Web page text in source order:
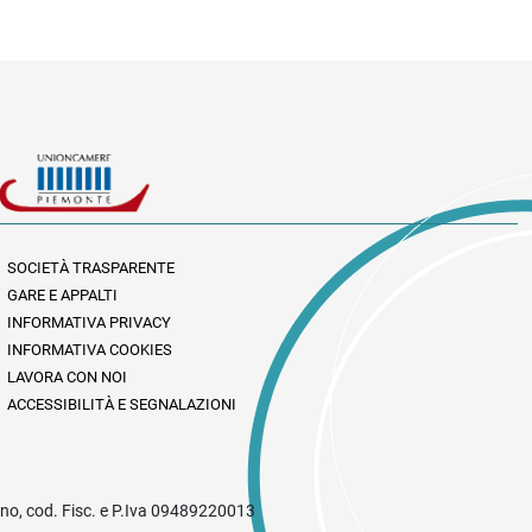
SOCIETÀ TRASPARENTE
GARE E APPALTI
INFORMATIVA PRIVACY
INFORMATIVA COOKIES
LAVORA CON NOI
ACCESSIBILITÀ E SEGNALAZIONI
cod. Fisc. e P.Iva 09489220013